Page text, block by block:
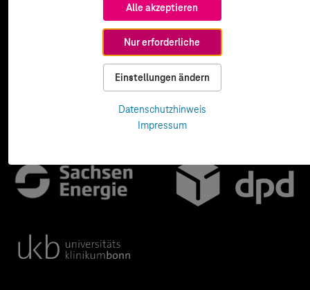
Alle akzeptieren
Nur erforderliche
Einstellungen ändern
Datenschutzhinweis
Impressum